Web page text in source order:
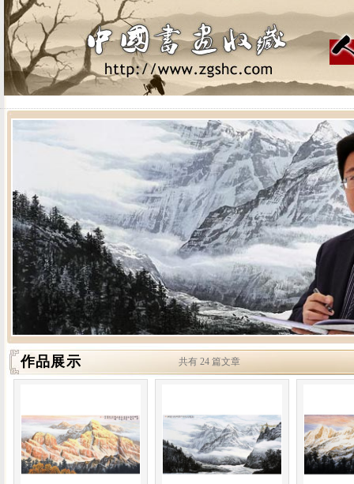
作品展示 共有 24 篇文章